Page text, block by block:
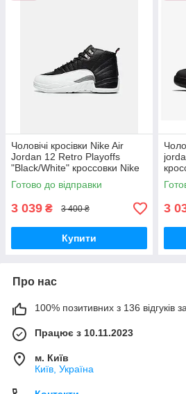
Чоловічі кросівки Nike Air
Jordan 12 Retro Playoffs
"Black/White" кроссовки Nike
Готово до відправки
3 039 ₴ 3 400 ₴
Купити
3
Про нас
100% позитивних з 136 відгуків
Працює з 10.11.2023
м. Київ
Київ, Україна